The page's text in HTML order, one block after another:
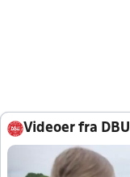
Videoer fra DBU